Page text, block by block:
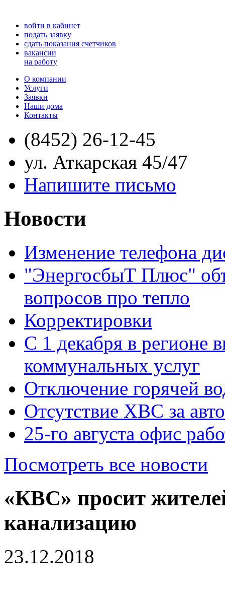
войти в кабинет
подать заявку
сдать показания счетчиков
вакансии
на работу
О компании
Услуги
Заявки
Наши дома
Контакты
(8452) 26-12-45
ул. Аткарская 45/47
Напишите письмо
Новости
Изменение телефона
"ЭнергосбыТ Плюс"
вопросов про тепло
Корректировки
С 1 декабря в регионе
коммунальных услуг
Отключение горячей
Отсутствие ХВС за
25-го августа офис
Посмотреть все новости
«КВС» просит
канализацию
23.12.2018